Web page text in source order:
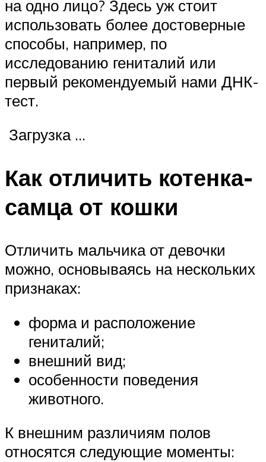
на одно лицо? Здесь уж стоит
использовать более достоверные
способы, например, по
исследованию гениталий или
первый рекомендуемый нами ДНК-
тест.
Загрузка …
Как отличить котенка-
самца от кошки
Отличить мальчика от девочки
можно, основываясь на нескольких
признаках:
форма и расположение
гениталий;
внешний вид;
особенности поведения
животного.
К внешним различиям полов
относятся следующие моменты: